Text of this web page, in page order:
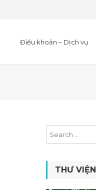
Điều khoản – Dịch vụ
THƯ VIỆN